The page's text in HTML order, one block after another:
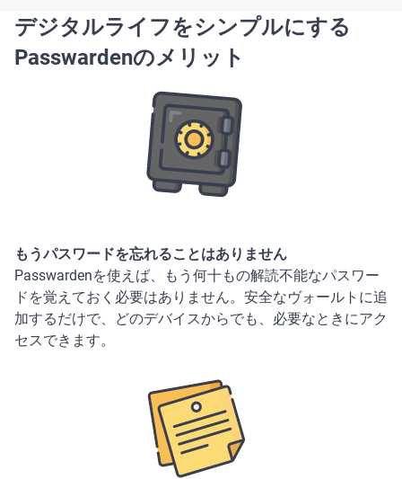
デジタルライフをシンプルにする
Passwardenのメリット
もうパスワードを忘れることはありません
Passwardenを使えば、もう何十もの解読不能なパスワー
ドを覚えておく必要はありません。安全なヴォールトに追
加するだけで、どのデバイスからでも、必要なときにアク
セスできます。